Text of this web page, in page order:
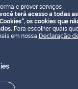
e prover serviços
terá acesso a todas as
os cookies que
Para escolher quais
em nossa Declaração